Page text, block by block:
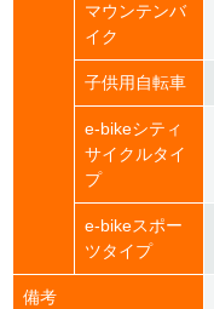
マウンテンバ
イク
子供用自転車
e-bikeシティ
サイクルタイ
プ
e-bikeスポー
ツタイプ
備考